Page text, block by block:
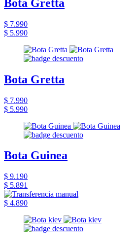
Bota Gretta
$ 7.990
$ 5.990
Bota Gretta
$ 7.990
$ 5.990
Bota Guinea
$ 9.190
$ 5.891
$ 4.890